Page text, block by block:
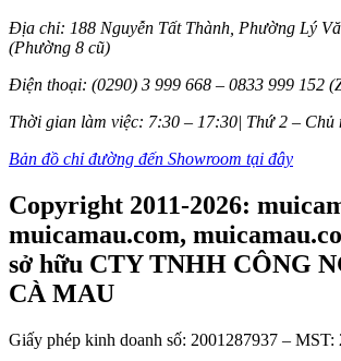
Địa chỉ: 188 Nguyễn Tất Thành, Phường Lý
(Phường 8 cũ)
Điện thoại: (0290) 3 999 668 – 0833 999 152
Thời gian làm việc: 7:30 – 17:30| Thứ 2 – Chủ
Bản đồ chỉ đường đến Showroom tại đây
Copyright 2011-2026:
muicamau.com,
sở hữu CTY TNHH CÔNG
CÀ MAU
Giấy phép kinh doanh số: 2001287937 – MST: